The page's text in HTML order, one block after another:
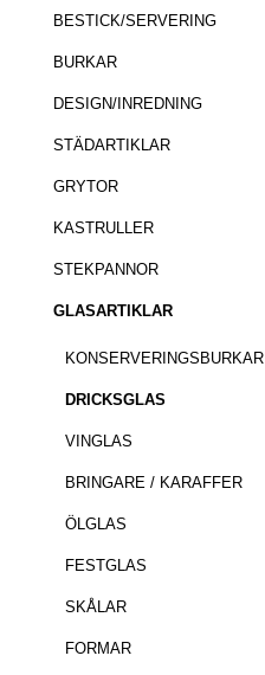
BESTICK/SERVERING
BURKAR
DESIGN/INREDNING
STÄDARTIKLAR
GRYTOR
KASTRULLER
STEKPANNOR
GLASARTIKLAR
KONSERVERINGSBURKAR
DRICKSGLAS
VINGLAS
BRINGARE / KARAFFER
ÖLGLAS
FESTGLAS
SKÅLAR
FORMAR